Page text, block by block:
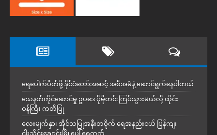
ရေပေါက်ပိတ်ဖို့ နိုင်ငံတော်အဆင့် အစီအမံနဲ့ ဆောင်ရွက်နေပါတယ်
သေနတ်ကိုင်ဆောင်မှု ဥပဒေ ပိုမိုတင်းကြပ်သွားမယ်လို့ ထိုင်း
ဝန်ကြီး ကတိပြု
လေးမျက်နှာ၊ အိုင်သပြုအနီးတဝိုက် ရေအနည်းငယ် ပြန်ကျ၊
ငါးသိုင်းချောင်းမြို့ပေါ် ရေတက်